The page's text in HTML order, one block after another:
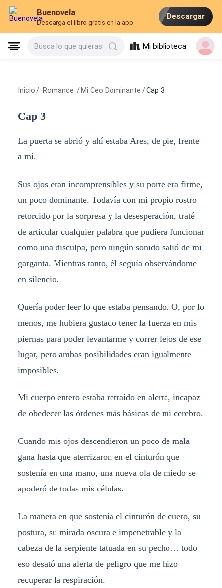
Buenovela
Descarga el libro gratis en la app
Descargar
Busca lo que quieras Mi biblioteca
Inicio / Romance / Mi Ceo Dominante /Cap 3
Cap 3
La puerta se abrió y ahí estaba Ares, de pie, frente
a mí.
Sus ojos eran incomprensibles y su porte era firme,
un poco dominante. Todavía con mi propio rostro
retorcido por la sorpresa y la desesperación, traté
de articular cualquier palabra que pudiera funcionar
como una disculpa, pero ningún sonido salió de mi
garganta. Mientras tanto, él seguía observándome
en silencio.
Quería poder leer lo que estaba pensando. O, por lo
menos, me hubiera gustado tener la fuerza en mis
piernas para poder levantarme y correr lejos de ese
lugar, pero ambas posibilidades eran igualmente
imposibles.
Mi cuerpo entero estaba retraído en alerta, incapaz
de obedecer las órdenes más básicas de mi cerebro.
Cuando mis ojos descendieron un poco de mala
gana hasta que aterrizaron en el cinturón que
sostenía en una mano, una nueva ola de miedo se
apoderó de todas mis células.
La manera en que sostenía el cinturón de cuero, su
postura, su mirada oscura e impenetrable y la
cabeza de la serpiente tatuada en su pecho… todo
eso desató una alerta de peligro que me hizo
recuperar la respiración.